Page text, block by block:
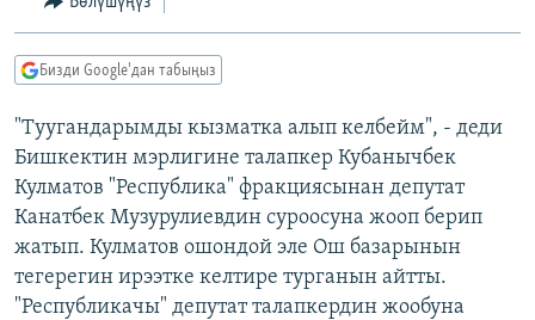
ЭКСПЕРТТЕР ТАЛДАЙТ
БИЗ ЖАНА ДҮЙНӨ
ЭЖЕ-СИҢДИЛЕР
АЗАТТЫК+
ЫҢГАЙСЫЗ СУРООЛОР
ӨЗГӨЧӨ ПИКИР
Русский
ОНЛАЙН ШЕРИНЕ
Бизди Google'дан табыңыз
"Туугандарымды кызматка алып келбейм", - деди
Бишкектин мэрлигине талапкер Кубанычбек
Кулматов "Республика" фракциясынан депутат
Канатбек Музурулиевдин суроосуна жооп берип
жатып. Кулматов ошондой эле Ош базарынын
тегерегин ирээтке келтире турганын айтты.
"Республикачы" депутат талапкердин жообуна